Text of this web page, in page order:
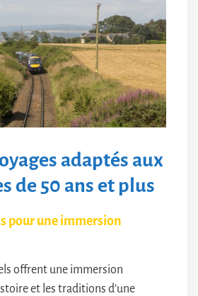
adaptés aux
de 50 ans et plus
pour une immersion
offrent une immersion
et les traditions d’une